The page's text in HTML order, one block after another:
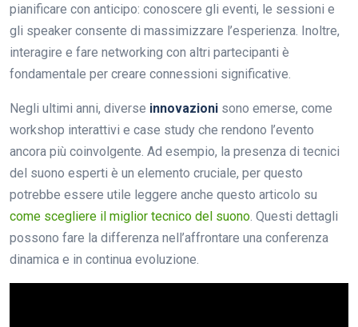
pianificare con anticipo: conoscere gli eventi, le sessioni e
gli speaker consente di massimizzare l’esperienza. Inoltre,
interagire e fare networking con altri partecipanti è
fondamentale per creare connessioni significative.
Negli ultimi anni, diverse innovazioni sono emerse, come
workshop interattivi e case study che rendono l’evento
ancora più coinvolgente. Ad esempio, la presenza di tecnici
del suono esperti è un elemento cruciale, per questo
potrebbe essere utile leggere anche questo articolo su
come scegliere il miglior tecnico del suono. Questi dettagli
possono fare la differenza nell’affrontare una conferenza
dinamica e in continua evoluzione.